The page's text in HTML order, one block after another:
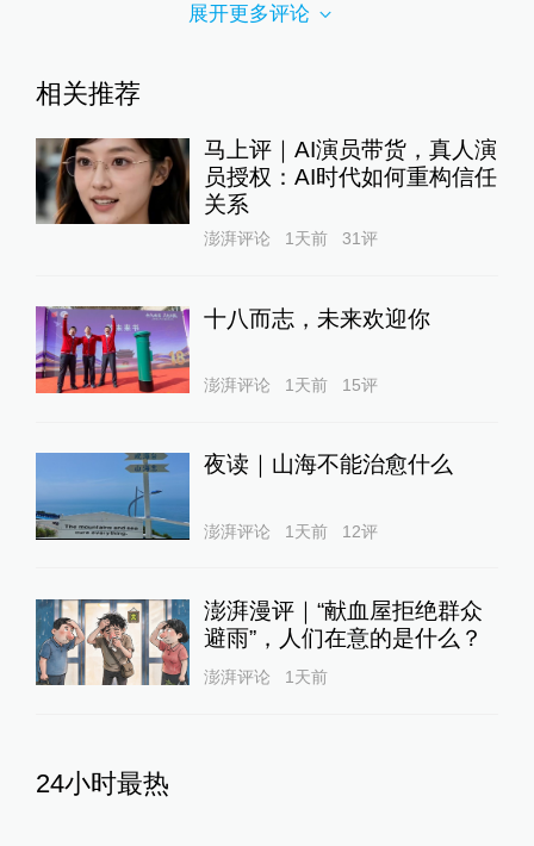
展开更多评论
相关推荐
马上评｜AI演员带货，真人演
员授权：AI时代如何重构信任
关系
澎湃评论 1天前 31评
十八而志，未来欢迎你
澎湃评论 1天前 15评
夜读｜山海不能治愈什么
澎湃评论 1天前 12评
澎湃漫评｜“献血屋拒绝群众
避雨”，人们在意的是什么？
澎湃评论 1天前
24小时最热